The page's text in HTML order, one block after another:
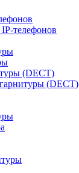
телефонов
(DECT)
(DECT)